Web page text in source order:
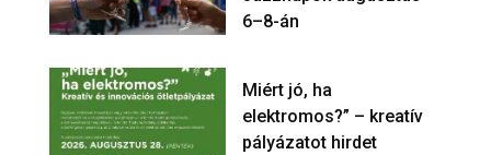
6–8-án
Miért jó, ha
elektromos?” – kreatív
pályázatot hirdet